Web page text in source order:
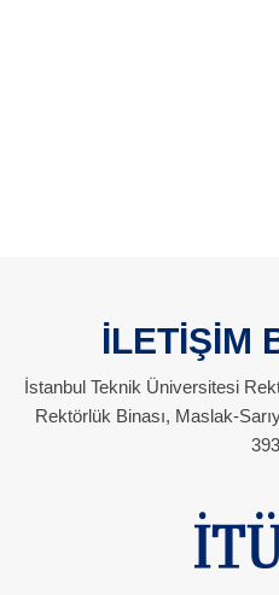
İLETİŞİM
İstanbul Teknik Üniversitesi
Rektörlük Binası, Maslak-